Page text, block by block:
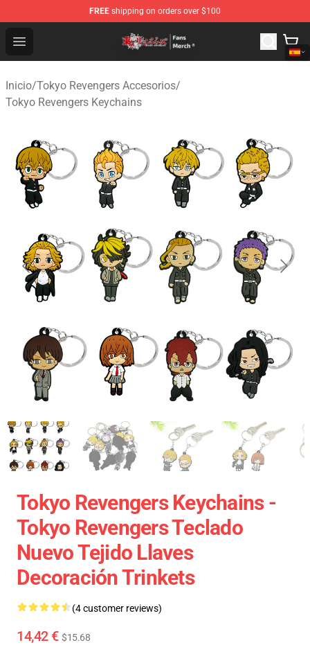
FREE shipping on orders over $100
Open menu
Tokyo Revengers Store - Official Tokyo Revengers
Inicio/Tokyo Revengers Accesorios/
Tokyo Revengers Keychains
Tokyo Revengers Keychains -
Tokyo Revengers Teclado
Nuevo Tejido Llaves
Decoración Trinkets
(4 customer reviews)
14,42 € $15.68